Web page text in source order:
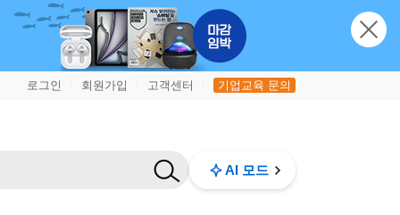
로그인 회원가입 고객센터 기업교육 문의
AI 모드